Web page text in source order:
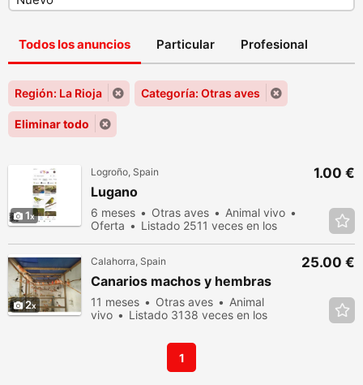
Todos los anuncios Particular Profesional
Región: La Rioja Categoría: Otras aves
Eliminar todo
1
Logroño, Spain
Lugano
6 meses Otras aves
Animal vivo
Oferta
Listado 2511 veces en los
1.00 €
2
Calahorra, Spain
Canarios machos y hembras
11 meses Otras aves
Animal
vivo
Listado 3138 veces en los
25.00 €
1